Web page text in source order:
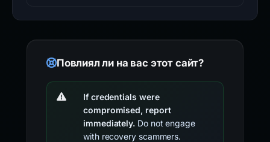
Повлиял ли на вас этот сайт?
If credentials were
compromised, report
immediately. Do not engage
with recovery scammers.